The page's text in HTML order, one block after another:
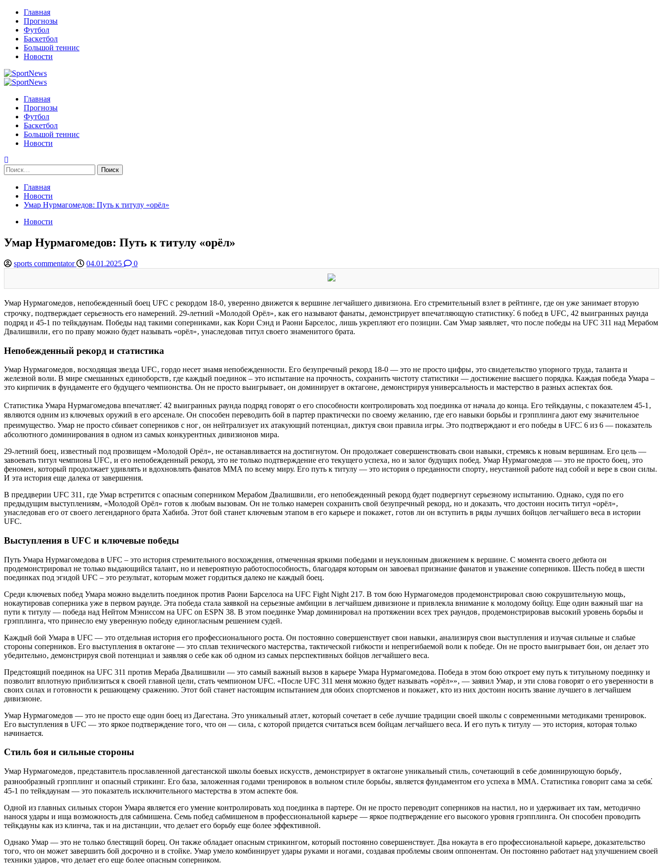
Перейти
содержимому
Главная
Прогнозы
Футбол
Баскетбол
Большой теннис
Новости
Primary
Главная
Прогнозы
Футбол
Баскетбол
Большой теннис
Новости
Найти:
Главная
Новости
Умар Нурмагомедов: Путь к титулу «орёл»
Новости
Умар Нурмагомедов: Путь к титулу «орёл»
sports commentator 04.01.2025 0
Умар Нурмагомедов‚ непобежденный боец UFC с рекордом 18-0‚ уверенно движется к вершине легчайшего дивизиона. Его стремительный взлет в рейтинге‚ где он уже занимает вторую
строчку‚ подтверждает серьезность его намерений. 29-летний «Молодой Орёл»‚ как его называют фанаты‚ демонстрирует впечатляющую статистику⁚ 6 побед в UFC‚ 42 выигранных раунда
подряд и 45-1 по тейкдаунам. Победы над такими соперниками‚ как Кори Сэнд и Раони Барселос‚ лишь укрепляют его позиции. Сам Умар заявляет‚ что после победы на UFC 311 над Мерабом
Двалишвили‚ его по праву можно будет называть «орёл»‚ унаследовав титул своего знаменитого брата.
Непобежденный рекорд и статистика
Умар Нурмагомедов‚ восходящая звезда UFC‚ гордо несет знамя непобежденности. Его безупречный рекорд 18-0 — это не просто цифры‚ это свидетельство упорного труда‚ таланта и
железной воли. В мире смешанных единоборств‚ где каждый поединок – это испытание на прочность‚ сохранить чистоту статистики — достижение высшего порядка. Каждая победа Умара –
это кирпичик в фундаменте его будущего чемпионства. Он не просто выигрывает‚ он доминирует в октагоне‚ демонстрируя универсальность и мастерство в разных аспектах боя.
Статистика Умара Нурмагомедова впечатляет⁚ 42 выигранных раунда подряд говорят о его способности контролировать ход поединка от начала до конца. Его тейкдауны‚ с показателем 45-1‚
являются одним из ключевых оружий в его арсенале. Он способен переводить бой в партер практически по своему желанию‚ где его навыки борьбы и грэпплинга дают ему значительное
преимущество. Умар не просто сбивает соперников с ног‚ он нейтрализует их атакующий потенциал‚ диктуя свои правила игры. Это подтверждают и его победы в UFC⁚ 6 из 6 — показатель
абсолютного доминирования в одном из самых конкурентных дивизионов мира.
29-летний боец‚ известный под прозвищем «Молодой Орёл»‚ не останавливается на достигнутом. Он продолжает совершенствовать свои навыки‚ стремясь к новым вершинам. Его цель —
завоевать титул чемпиона UFC‚ и его непобежденный рекорд, это не только подтверждение его текущего успеха‚ но и залог будущих побед. Умар Нурмагомедов — это не просто боец‚ это
феномен‚ который продолжает удивлять и вдохновлять фанатов ММА по всему миру. Его путь к титулу — это история о преданности спорту‚ неустанной работе над собой и вере в свои силы.
И эта история еще далека от завершения.
В преддверии UFC 311‚ где Умар встретится с опасным соперником Мерабом Двалишвили‚ его непобежденный рекорд будет подвергнут серьезному испытанию. Однако‚ судя по его
предыдущим выступлениям‚ «Молодой Орёл» готов к любым вызовам. Он не только намерен сохранить свой безупречный рекорд‚ но и доказать‚ что достоин носить титул «орёл»‚
унаследовав его от своего легендарного брата Хабиба. Этот бой станет ключевым этапом в его карьере и покажет‚ готов ли он вступить в ряды лучших бойцов легчайшего веса в истории
UFC.
Выступления в UFC и ключевые победы
Путь Умара Нурмагомедова в UFC – это история стремительного восхождения‚ отмеченная яркими победами и неуклонным движением к вершине. С момента своего дебюта он
продемонстрировал не только выдающийся талант‚ но и невероятную работоспособность‚ благодаря которым он завоевал признание фанатов и уважение соперников. Шесть побед в шести
поединках под эгидой UFC – это результат‚ которым может гордиться далеко не каждый боец.
Среди ключевых побед Умара можно выделить поединок против Раони Барселоса на UFC Fight Night 217. В том бою Нурмагомедов продемонстрировал свою сокрушительную мощь‚
нокаутировав соперника уже в первом раунде. Эта победа стала заявкой на серьезные амбиции в легчайшем дивизионе и привлекла внимание к молодому бойцу. Еще один важный шаг на
пути к титулу — победа над Нейтом Мэниссом на UFC on ESPN 38. В этом поединке Умар доминировал на протяжении всех трех раундов‚ продемонстрировав высокий уровень борьбы и
грэпплинга‚ что принесло ему уверенную победу единогласным решением судей.
Каждый бой Умара в UFC — это отдельная история его профессионального роста. Он постоянно совершенствует свои навыки‚ анализируя свои выступления и изучая сильные и слабые
стороны соперников. Его выступления в октагоне — это сплав технического мастерства‚ тактической гибкости и непрегибаемой воли к победе. Он не просто выигрывает бои‚ он делает это
убедительно‚ демонстрируя свой потенциал и заявляя о себе как об одном из самых перспективных бойцов легчайшего веса.
Предстоящий поединок на UFC 311 против Мераба Двалишвили — это самый важный вызов в карьере Умара Нурмагомедова. Победа в этом бою откроет ему путь к титульному поединку и
позволит вплотную приблизиться к своей главной цели, стать чемпионом UFC. «После UFC 311 меня можно будет называть «орёл»»‚ — заявил Умар‚ и эти слова говорят о его уверенности в
своих силах и готовности к решающему сражению. Этот бой станет настоящим испытанием для обоих спортсменов и покажет‚ кто из них достоин носить звание лучшего в легчайшем
дивизионе.
Умар Нурмагомедов — это не просто еще один боец из Дагестана. Это уникальный атлет‚ который сочетает в себе лучшие традиции своей школы с современными методиками тренировок.
Его выступления в UFC — это яркое подтверждение того‚ что он — сила‚ с которой придется считаться всем бойцам легчайшего веса. И его путь к титулу — это история‚ которая только
начинается.
Стиль боя и сильные стороны
Умар Нурмагомедов‚ представитель прославленной дагестанской школы боевых искусств‚ демонстрирует в октагоне уникальный стиль‚ сочетающий в себе доминирующую борьбу‚
разнообразный грэпплинг и опасный стрикинг. Его база‚ заложенная годами тренировок в вольном стиле борьбы‚ является фундаментом его успеха в ММА. Статистика говорит сама за себя⁚
45-1 по тейкдаунам — это показатель исключительного мастерства в этом аспекте боя.
Одной из главных сильных сторон Умара является его умение контролировать ход поединка в партере. Он не просто переводит соперников на настил‚ но и удерживает их там‚ методично
нанося удары и ища возможность для сабмишена. Семь побед сабмишеном в профессиональной карьере — яркое подтверждение его высокого уровня грэпплинга. Он способен проводить
тейкдауны как из клинча‚ так и на дистанции‚ что делает его борьбу еще более эффективной.
Однако Умар — это не только блестящий борец. Он также обладает опасным стрикингом‚ который постоянно совершенствует. Два нокаута в его профессиональной карьере, доказательство
того‚ что он может завершить бой досрочно и в стойке. Умар умело комбинирует удары руками и ногами‚ создавая проблемы своим оппонентам. Он постоянно работает над улучшением своей
техники ударов‚ что делает его еще более опасным соперником.